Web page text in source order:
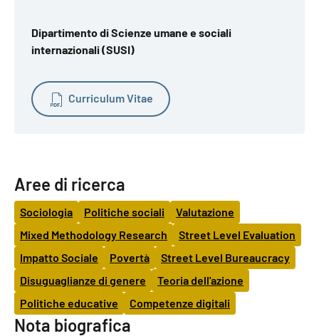
Dipartimento di Scienze umane e sociali
internazionali (SUSI)
Curriculum Vitae
Aree di ricerca
Sociologia Politiche sociali
Valutazione
Mixed Methodology Research
Street Level Evaluation
Impatto Sociale
Povertà
Street Level Bureaucracy
Disuguaglianze di genere
Teoria dell'azione
Politiche educative
Competenze digitali
Nota biografica